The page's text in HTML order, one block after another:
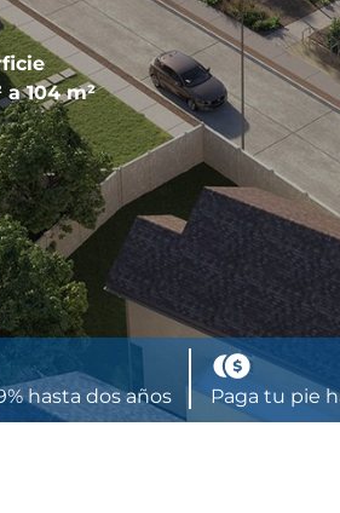
a 104 m²
hasta dos años Paga tu pie